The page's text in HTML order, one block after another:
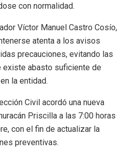
con normalidad.
Víctor Manuel Castro Cosío,
atenta a los avisos
precauciones, evitando las
existe abasto suficiente de
la entidad.
Civil acordó una nueva
Priscilla a las 7:00 horas
con el fin de actualizar la
preventivas.